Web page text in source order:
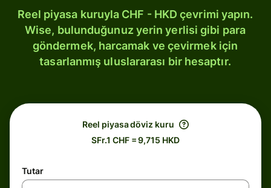
Reel piyasa kuruyla CHF - HKD çevrimi yapın.
Wise, bulunduğunuz yerin yerlisi gibi para
göndermek, harcamak ve çevirmek için
tasarlanmış uluslararası bir hesaptır.
Reel piyasa döviz kuru
SFr.1 CHF = 9,715 HKD
Tutar